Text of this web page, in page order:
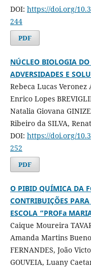
DOI: https://doi.org/
244
PDF
NÚCLEO BIOLOGIA
ADVERSIDADES E
Rebeca Lucas Veronez
Enrico Lopes
Natalia Giovana
Ribeiro da SILVA,
DOI: https://doi.org/
252
PDF
O PIBID QUÍMICA DA
CONTRIBUIÇÕES
ESCOLA “PROFa
Caique Moureira
Amanda Martins
FERNANDES, João
GOUVEIA, Luany